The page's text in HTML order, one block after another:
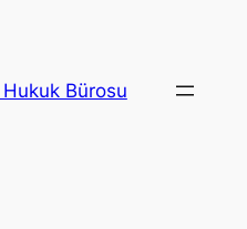
Bürosu